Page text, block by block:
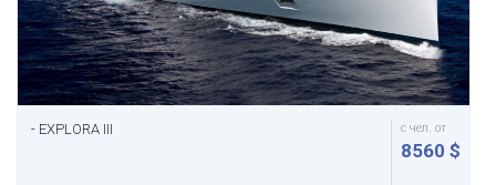
- EXPLORA III с чел. от
8560 $